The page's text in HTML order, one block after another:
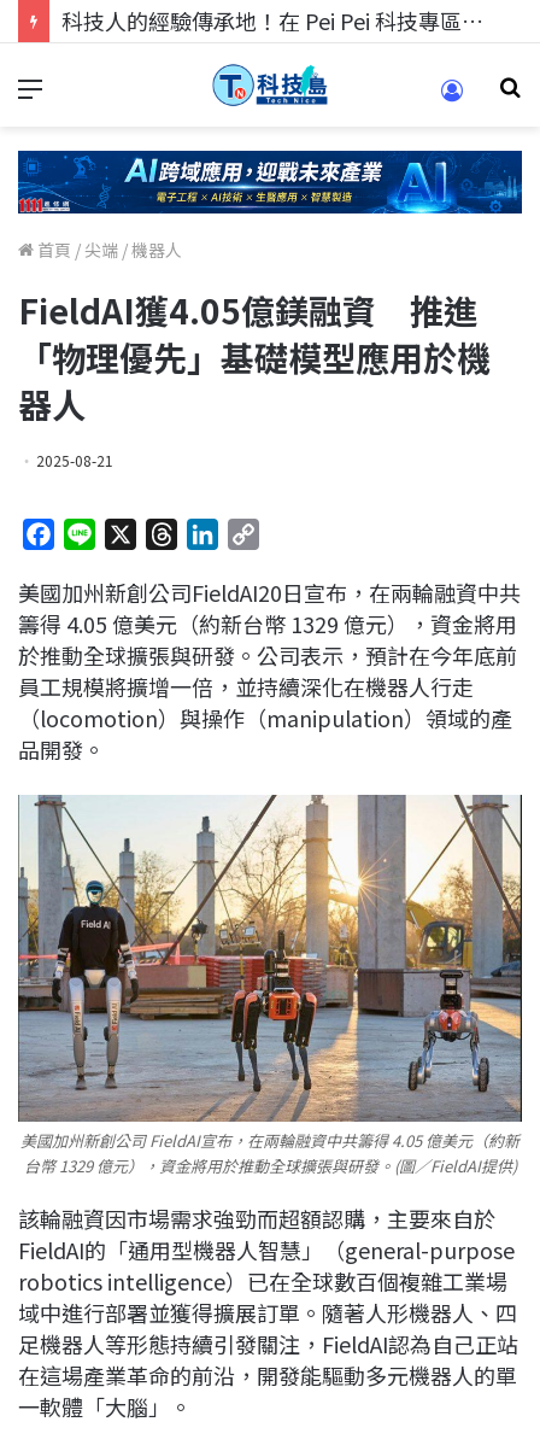
科技人的經驗傳承地！在 Pei Pei 科技專區，與學弟妹交流最硬核的技術
首頁 /尖端 /機器人
FieldAI獲4.05億鎂融資 推進
「物理優先」基礎模型應用於機
器人
2025-08-21
c
e
b
o
o
k
n
e
r
a
d
s
n
k
e
d
I
p
y
L
i
n
美國加州新創公司FieldAI20日宣布，在兩輪融資中共
籌得 4.05 億美元（約新台幣 1329 億元），資金將用
於推動全球擴張與研發。公司表示，預計在今年底前
員工規模將擴增一倍，並持續深化在機器人行走
（locomotion）與操作（manipulation）領域的產
品開發。
美國加州新創公司 FieldAI宣布，在兩輪融資中共籌得 4.05 億美元（約新
台幣 1329 億元），資金將用於推動全球擴張與研發。(圖／FieldAI提供)
該輪融資因市場需求強勁而超額認購，主要來自於
FieldAI的「通用型機器人智慧」（general-purpose
robotics intelligence）已在全球數百個複雜工業場
域中進行部署並獲得擴展訂單。隨著人形機器人、四
足機器人等形態持續引發關注，FieldAI認為自己正站
在這場產業革命的前沿，開發能驅動多元機器人的單
一軟體「大腦」。